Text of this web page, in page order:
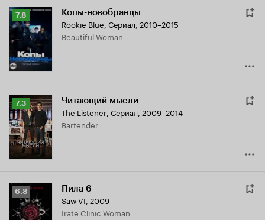
Рейтинг
Кинопоиска
7.8
7.8 Копы-новобранцы
Rookie Blue, Сериал, 2010–2015
Beautiful Woman
Рейтинг
Кинопоиска
7.3
7.3 Читающий мысли
The Listener, Сериал, 2009–2014
Bartender
Рейтинг
Кинопоиска
6.8
6.8 Пила 6
Saw VI, 2009
Irate Clinic Woman